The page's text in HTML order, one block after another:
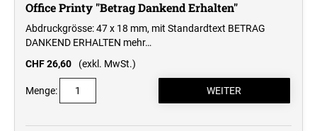
Office Printy "Betrag Dankend Erhalten"
Abdruckgrösse: 47 x 18 mm, mit Standardtext BETRAG
DANKEND ERHALTEN mehr…
CHF 26,60
(exkl. MwSt.)
Menge: